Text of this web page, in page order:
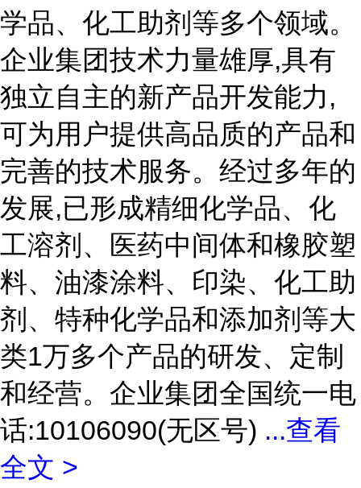
学品、化工助剂等多个领域。
企业集团技术力量雄厚,具有
独立自主的新产品开发能力,
可为用户提供高品质的产品和
完善的技术服务。经过多年的
发展,已形成精细化学品、化
工溶剂、医药中间体和橡胶塑
料、油漆涂料、印染、化工助
剂、特种化学品和添加剂等大
类1万多个产品的研发、定制
和经营。企业集团全国统一电
话:10106090(无区号) ...查看
全文 >